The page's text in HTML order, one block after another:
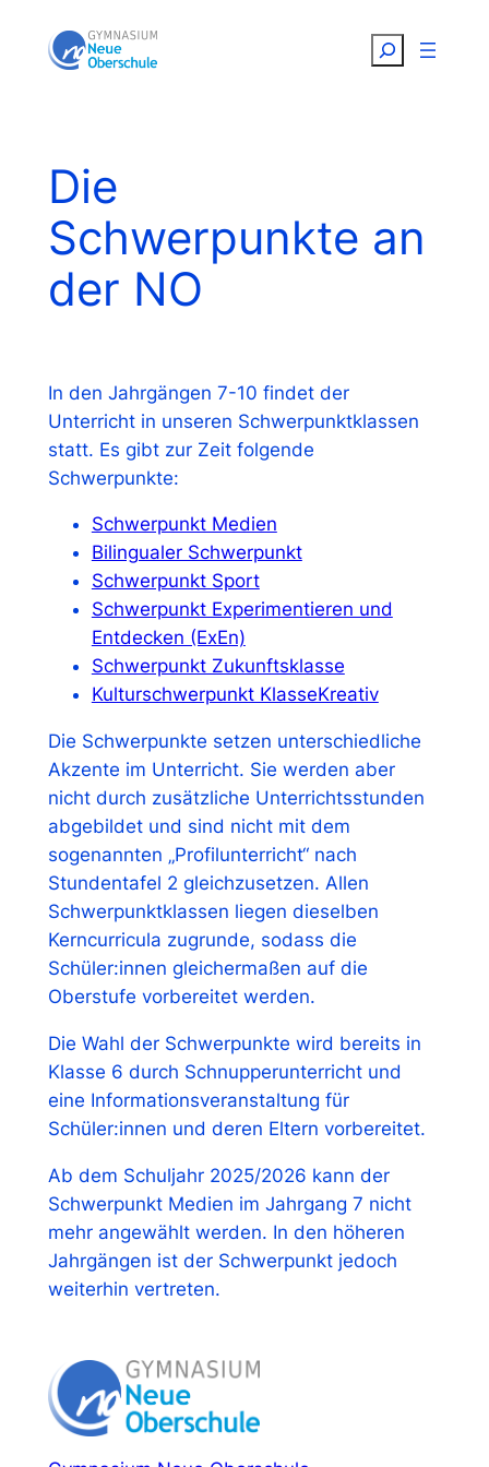
Inhalt
Suchen
Die
Schwerpunkte an
der NO
In den Jahrgängen 7-10 findet der
Unterricht in unseren Schwerpunktklassen
statt. Es gibt zur Zeit folgende
Schwerpunkte:
Schwerpunkt Medien
Bilingualer Schwerpunkt
Schwerpunkt Sport
Schwerpunkt Experimentieren und
Entdecken (ExEn)
Schwerpunkt Zukunftsklasse
Kulturschwerpunkt KlasseKreativ
Die Schwerpunkte setzen unterschiedliche
Akzente im Unterricht. Sie werden aber
nicht durch zusätzliche Unterrichtsstunden
abgebildet und sind nicht mit dem
sogenannten „Profilunterricht“ nach
Stundentafel 2 gleichzusetzen. Allen
Schwerpunktklassen liegen dieselben
Kerncurricula zugrunde, sodass die
Schüler:innen gleichermaßen auf die
Oberstufe vorbereitet werden.
Die Wahl der Schwerpunkte wird bereits in
Klasse 6 durch Schnupperunterricht und
eine Informationsveranstaltung für
Schüler:innen und deren Eltern vorbereitet.
Ab dem Schuljahr 2025/2026 kann der
Schwerpunkt Medien im Jahrgang 7 nicht
mehr angewählt werden. In den höheren
Jahrgängen ist der Schwerpunkt jedoch
weiterhin vertreten.